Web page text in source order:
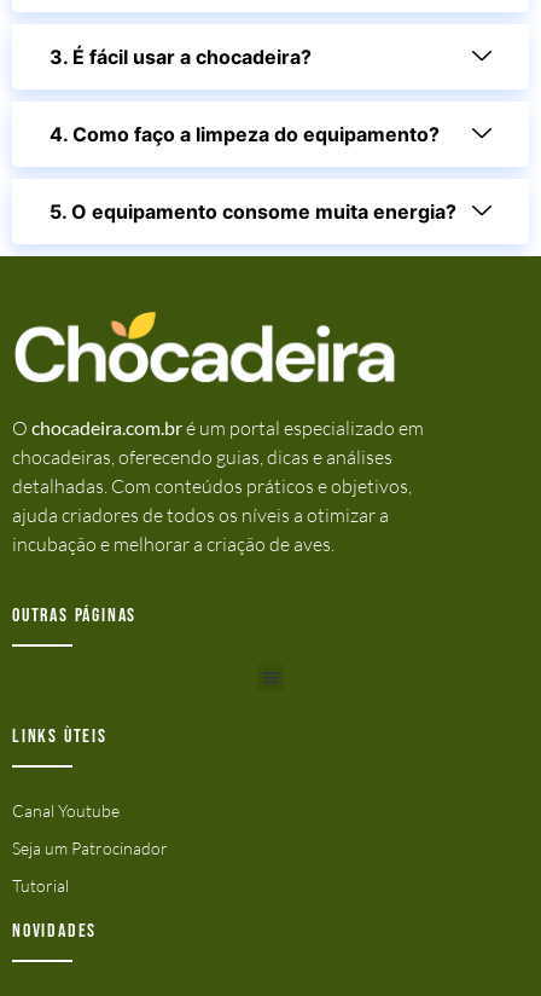
3. É fácil usar a chocadeira?
4. Como faço a limpeza do equipamento?
5. O equipamento consome muita energia?
O chocadeira.com.bré um portal especializado em
chocadeiras, oferecendo guias, dicas e análises
detalhadas. Com conteúdos práticos e objetivos,
ajuda criadores de todos os níveis a otimizar a
incubação e melhorar a criação de aves.
Outras Páginas
Links ùteis
Canal Youtube
Seja um Patrocinador
Tutorial
Novidades